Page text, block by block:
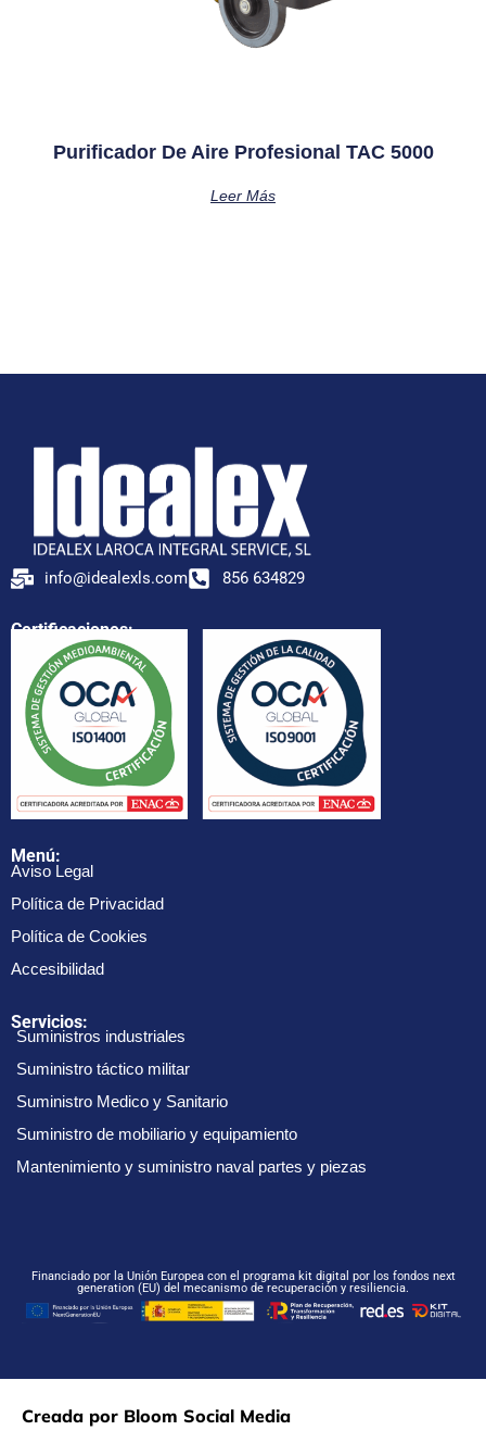
Purificador De Aire Profesional TAC 5000
Leer Más
info@idealexls.com 856 634829
Certificaciones:
Menú:
Aviso Legal
Política de Privacidad
Política de Cookies
Accesibilidad
Servicios:
Suministros industriales
Suministro táctico militar
Suministro Medico y Sanitario
Suministro de mobiliario y equipamiento
Mantenimiento y suministro naval partes y piezas
Financiado por la Unión Europea con el programa kit digital por los fondos next
generation (EU) del mecanismo de recuperación y resiliencia.
Creada por Bloom Social Media